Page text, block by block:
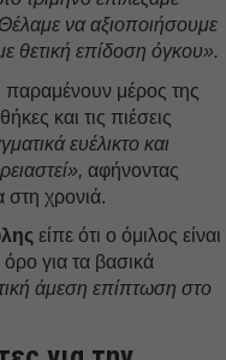
να αξιοποιήσουμε
θετική επίδοση όγκου».
μέρος της
και τις πιέσεις
ευέλικτο και
αφήνοντας
στη χρονιά.
είπε ότι ο όμιλος είναι
για τα βασικά
άμεση επίπτωση στο